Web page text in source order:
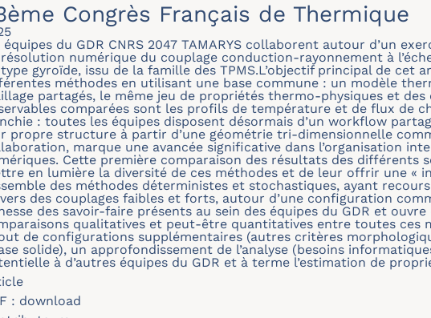
Congrès Français de Thermique
équipes du GDR CNRS 2047 TAMARYS collaborent autour d’un
numérique du couplage conduction-rayonnement à
gyroïde, issu de la famille des TPMS.L’objectif principal de
méthodes en utilisant une base commune : un modèle
partagés, le même jeu de propriétés thermo-physiques et
comparées sont les profils de température et de flux de
: toutes les équipes disposent désormais d’un workflow
propre structure à partir d’une géométrie tri-dimensionnelle
marque une avancée significative dans l’organisation
Cette première comparaison des résultats des différents
en lumière la diversité de ces méthodes et de leur offrir une «
des méthodes déterministes et stochastiques, ayant
des couplages faibles et forts, autour d’une configuration
des savoir-faire présents au sein des équipes du GDR et
qualitatives et peut-être quantitatives entre toutes ces
de configurations supplémentaires (autres critères
solide), un approfondissement de l’analyse (besoins
à d’autres équipes du GDR et à terme l’estimation de
: download